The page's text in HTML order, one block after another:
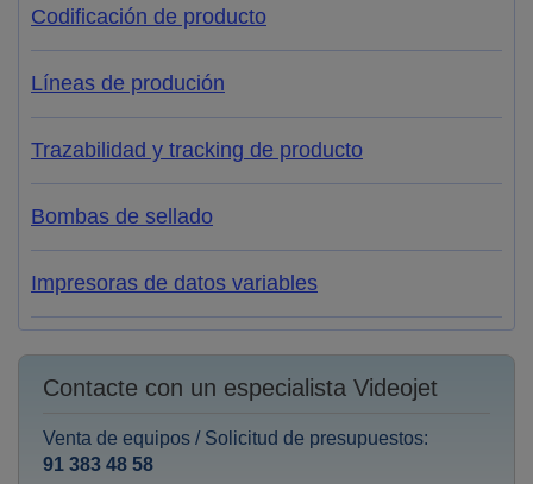
Codificación de producto
Líneas de produción
Trazabilidad y tracking de producto
Bombas de sellado
Impresoras de datos variables
Contacte con un especialista Videojet
Venta de equipos / Solicitud de presupuestos:
91 383 48 58